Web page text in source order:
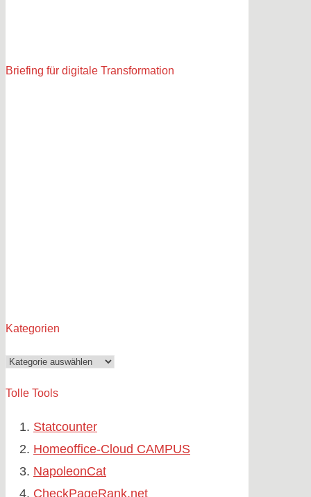
Briefing für digitale Transformation
Kategorien
Kategorien
Tolle Tools
Statcounter
Homeoffice-Cloud CAMPUS
NapoleonCat
CheckPageRank.net